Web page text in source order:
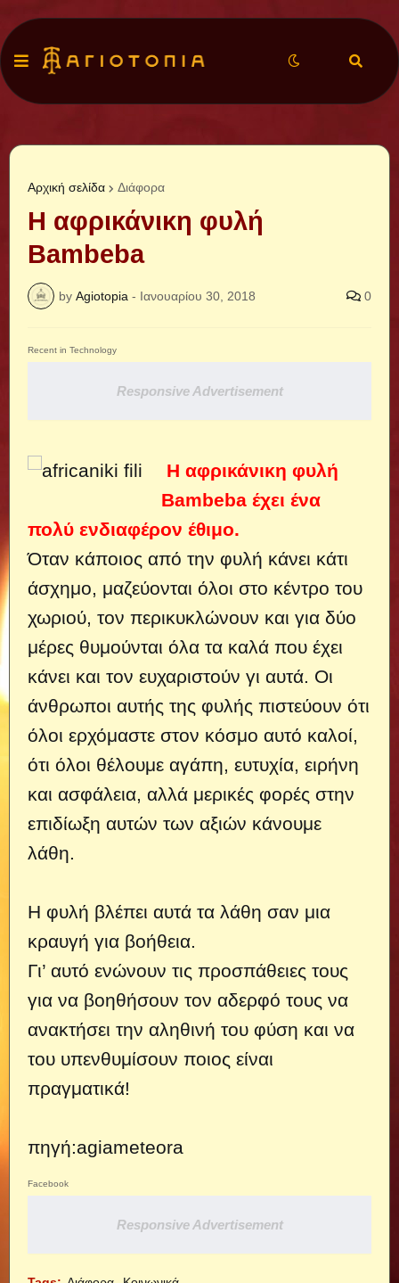
Αρχική σελίδα Διάφορα
Η αφρικάνικη φυλή
Bambeba
by Agiotopia - Ιανουαρίου 30, 2018 0
Recent in Technology
Responsive Advertisement
Η αφρικάνικη φυλή
Bambeba έχει ένα
πολύ ενδιαφέρον έθιμο.
Όταν κάποιος από την φυλή κάνει κάτι
άσχημο, μαζεύονται όλοι στο κέντρο του
χωριού, τον περικυκλώνουν και για δύο
μέρες θυμούνται όλα τα καλά που έχει
κάνει και τον ευχαριστούν γι αυτά. Οι
άνθρωποι αυτής της φυλής πιστεύουν ότι
όλοι ερχόμαστε στον κόσμο αυτό καλοί,
ότι όλοι θέλουμε αγάπη, ευτυχία, ειρήνη
και ασφάλεια, αλλά μερικές φορές στην
επιδίωξη αυτών των αξιών κάνουμε
λάθη.
Η φυλή βλέπει αυτά τα λάθη σαν μια
κραυγή για βοήθεια.
Γι’ αυτό ενώνουν τις προσπάθειες τους
για να βοηθήσουν τον αδερφό τους να
ανακτήσει την αληθινή του φύση και να
του υπενθυμίσουν ποιος είναι
πραγματικά!
πηγή:agiameteora
Facebook
Responsive Advertisement